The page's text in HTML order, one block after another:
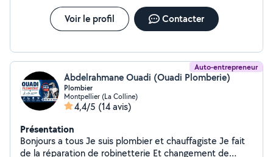
Intervention rapide Travail sérieux et soigné Contactez-
moi dès maintenant pour un devis gratuit. ATLAS
NETTOYAGE
Voir le profil Contacter
Auto-entrepreneur
Abdelrahmane Ouadi (Ouadi Plomberie)
Plombier
Montpellier (La Colline)
4,4/5 (14 avis)
Présentation
Bonjours a tous Je suis plombier et chauffagiste Je fait
de la réparation de robinetterie Et changement de